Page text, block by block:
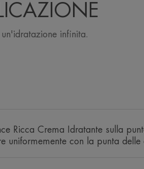
per tutto il giorno. L'azione
attivi Cohederm di Hydrance
infinita.
Ricca Crema Idratante sulla
uniformemente con la punta delle